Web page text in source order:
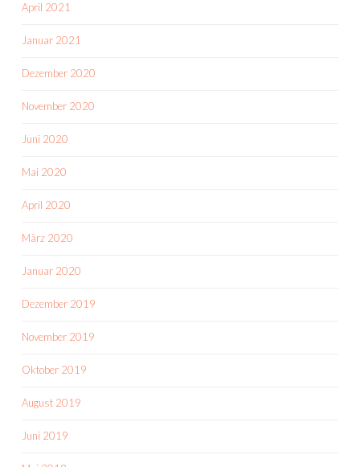
April 2021
Januar 2021
Dezember 2020
November 2020
Juni 2020
Mai 2020
April 2020
März 2020
Januar 2020
Dezember 2019
November 2019
Oktober 2019
August 2019
Juni 2019